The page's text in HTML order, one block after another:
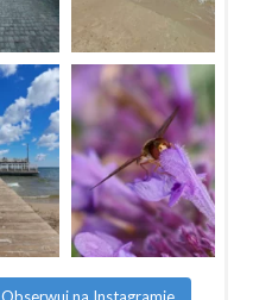
Obserwuj na Instagramie